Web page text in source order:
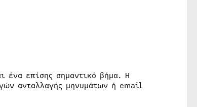
ένα επίσης σημαντικό βήμα. Η
ανταλλαγής μηνυμάτων ή email